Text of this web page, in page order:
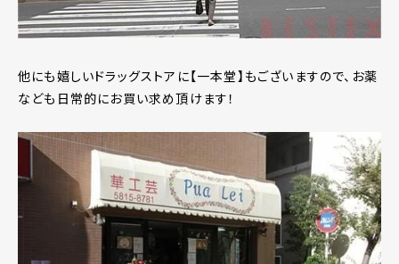
他にも嬉しいドラッグストアに【一本堂】もございますので、お薬
なども日常的にお買い求め頂けます！